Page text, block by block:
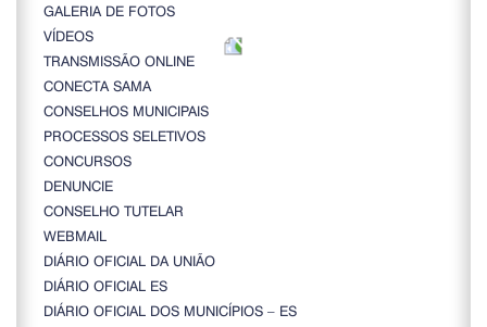
GALERIA DE FOTOS
VÍDEOS
TRANSMISSÃO ONLINE
CONECTA SAMA
CONSELHOS MUNICIPAIS
PROCESSOS SELETIVOS
CONCURSOS
DENUNCIE
CONSELHO TUTELAR
WEBMAIL
DIÁRIO OFICIAL DA UNIÃO
DIÁRIO OFICIAL ES
DIÁRIO OFICIAL DOS MUNICÍPIOS – ES